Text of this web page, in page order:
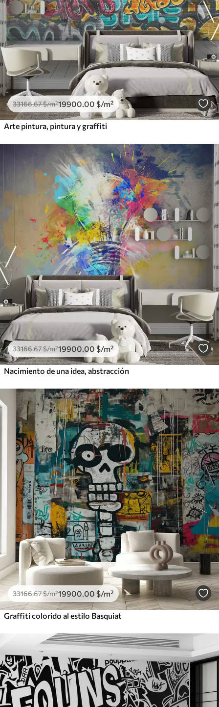
33166.67$/m²19900 .00 $/m²
Arte pintura, pintura y graffiti
33166.67$/m²19900 .00 $/m²
Nacimiento de una idea, abstracción
33166.67$/m²19900 .00 $/m²
Graffiti colorido al estilo Basquiat